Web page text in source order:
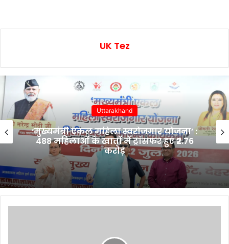
UK Tez
Uttarakhand
‘मुख्यमंत्री एकल महिला स्वरोजगार योजना’ :
488 महिलाओं के खातों में ट्रांसफर हुए ₹2.76
करोड़